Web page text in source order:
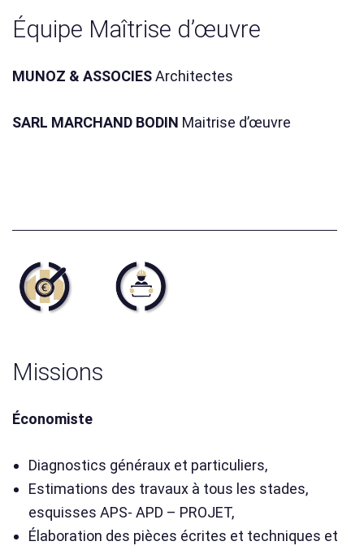
Équipe Maîtrise d’œuvre
MUNOZ & ASSOCIESArchitectes
SARL MARCHAND BODIN Maitrise d’œuvre
Missions
Économiste
Diagnostics généraux et particuliers,
Estimations des travaux à tous les stades,
esquisses APS- APD – PROJET,
Élaboration des pièces écrites et techniques et